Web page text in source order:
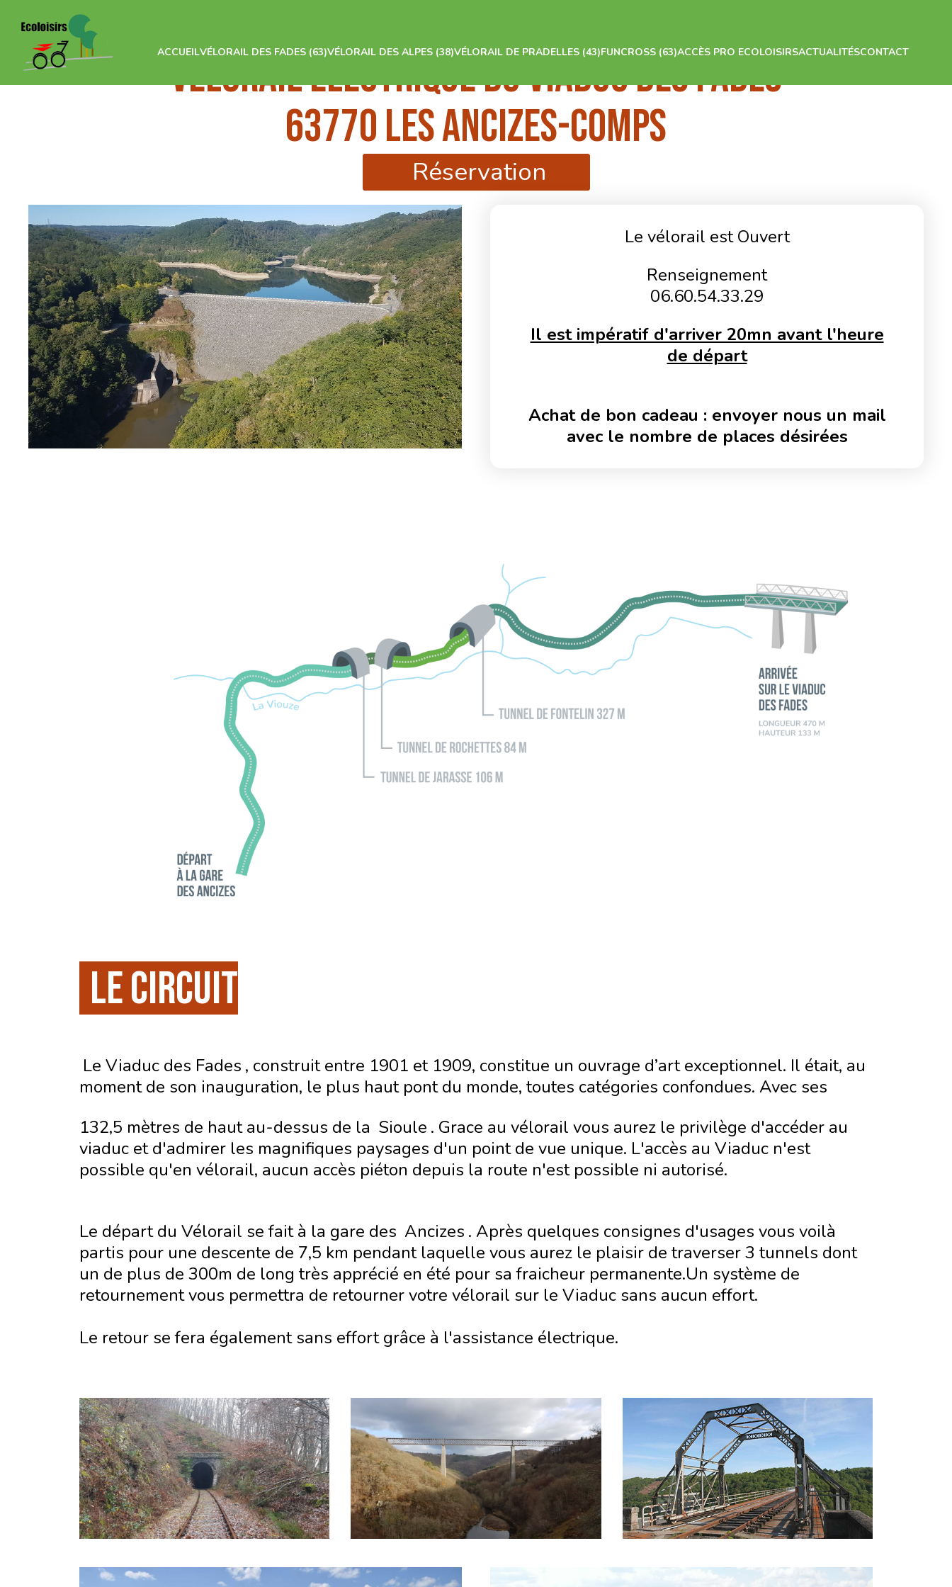
ACCUEILVÉLORAIL DES FADES (63)VÉLORAIL DES ALPES (38)VÉLORAIL DE PRADELLES (43)FUNCROSS (63)ACCÈS PRO ECOLOISIRSACTUALITÉSCONTACT
VELORAIL ELECTRIQUE DU VIADUC DES FADES
63770 Les Ancizes-Comps
Réservation
Le vélorail est Ouvert
Renseignement
06.60.54.33.29
Il est impératif d'arriver 20mn avant l'heure
de départ
Achat de bon cadeau : envoyer nous un mail
avec le nombre de places désirées
LE Circuit
Le Viaduc des Fades , construit entre 1901 et 1909, constitue un ouvrage d’art exceptionnel. Il était, au
moment de son inauguration, le plus haut pont du monde, toutes catégories confondues. Avec ses
132,5 mètres de haut au-dessus de la Sioule . Grace au vélorail vous aurez le privilège d'accéder au
viaduc et d'admirer les magnifiques paysages d'un point de vue unique. L'accès au Viaduc n'est
possible qu'en vélorail, aucun accès piéton depuis la route n'est possible ni autorisé.
Le départ du Vélorail se fait à la gare des Ancizes . Après quelques consignes d'usages vous voilà
partis pour une descente de 7,5 km pendant laquelle vous aurez le plaisir de traverser 3 tunnels dont
un de plus de 300m de long très apprécié en été pour sa fraicheur permanente.Un système de
retournement vous permettra de retourner votre vélorail sur le Viaduc sans aucun effort.
Le retour se fera également sans effort grâce à l'assistance électrique.